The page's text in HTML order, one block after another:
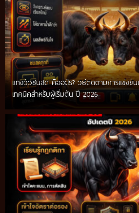
แทงวัวชนสด คืออะไร? วิธีติดตามการแข่งขั
เทคนิคสำหรับผู้เริ่มต้น ปี 2026